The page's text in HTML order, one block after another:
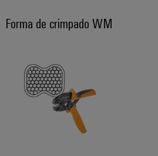
Forma de crimpado WM